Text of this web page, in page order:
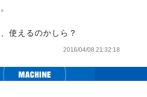
使えるのかしら？
2016/04/08 21:32:18